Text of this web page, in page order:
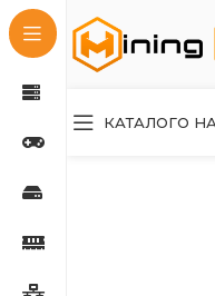
КАТАЛОГО